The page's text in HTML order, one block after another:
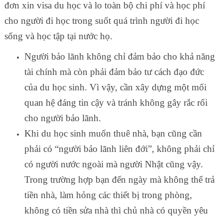
đơn xin visa du học và lo toàn bộ chi phí và học phí
cho người đi học trong suốt quá trình người đi học
sống và học tập tại nước họ.
Người bảo lãnh không chỉ đảm bảo cho khả năng
tài chính mà còn phải đảm bảo tư cách đạo đức
của du học sinh. Vì vậy, cần xây dựng một mối
quan hệ đáng tin cậy và tránh không gây rắc rối
cho người bảo lãnh.
Khi du học sinh muốn thuê nhà, bạn cũng cần
phải có “người bảo lãnh liên đới”, không phải chỉ
có người nước ngoài mà người Nhật cũng vậy.
Trong trường hợp bạn đến ngày mà không thể trả
tiền nhà, làm hỏng các thiết bị trong phòng,
không có tiền sửa nhà thì chủ nhà có quyền yêu